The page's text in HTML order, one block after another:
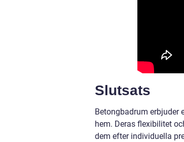
Slutsats
Betongbadrum erbjuder
hem. Deras flexibilitet
dem efter individuella